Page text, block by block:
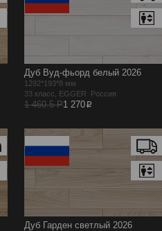
Дуб Вуд-фьорд белый 2026
1292*193*8 мм
33 класс, EGGER Россия
1 460.5 Р1 270p
Дуб Гарден светлый 2026